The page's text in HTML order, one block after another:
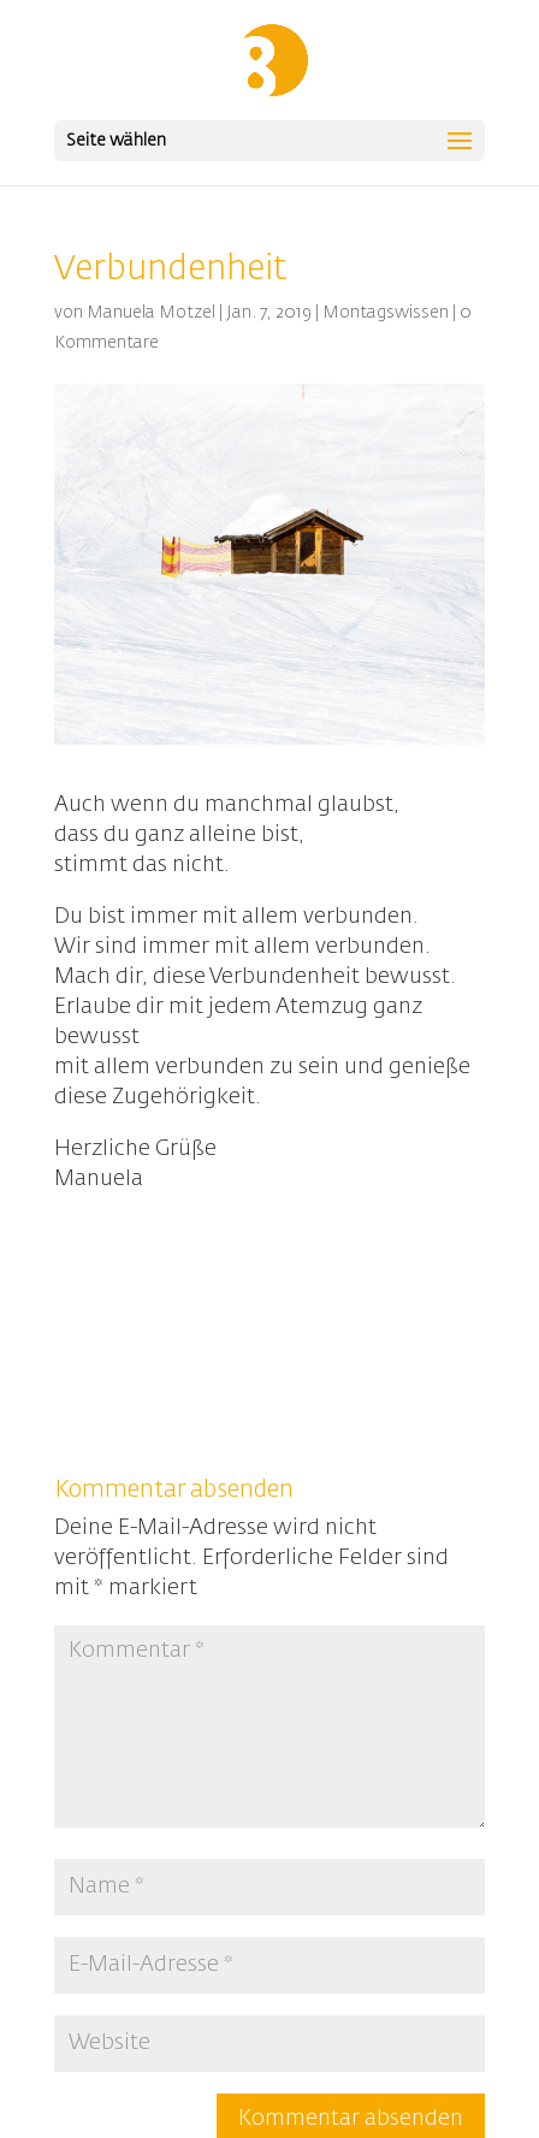
Seite wählen
Verbundenheit
von Manuela Motzel Jan. 7, 2019 Montagswissen
0
Kommentare
Auch wenn du manchmal glaubst,
dass du ganz alleine bist,
stimmt das nicht.
Du bist immer mit allem verbunden.
Wir sind immer mit allem verbunden.
Mach dir, diese Verbundenheit bewusst.
Erlaube dir mit jedem Atemzug ganz
bewusst
mit allem verbunden zu sein und genieße
diese Zugehörigkeit.
Herzliche Grüße
Manuela
Kommentar absenden
Deine E-Mail-Adresse wird nicht
veröffentlicht. Erforderliche Felder sind
mit * markiert